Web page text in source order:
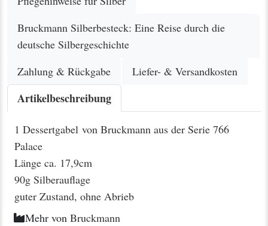
Bruckmann Silberbesteck: Eine Reise durch die
deutsche Silbergeschichte
Zahlung & Rückgabe
Liefer- & Versandkosten
Artikelbeschreibung
1 Dessertgabel von Bruckmann aus der Serie 766
Palace
Länge ca. 17,9cm
90g Silberauflage
guter Zustand, ohne Abrieb
Mehr von Bruckmann